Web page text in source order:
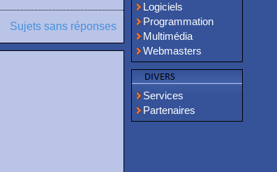
Logiciels
Programmation
Multimédia
Webmasters
Services
Partenaires
Sujets sans réponses